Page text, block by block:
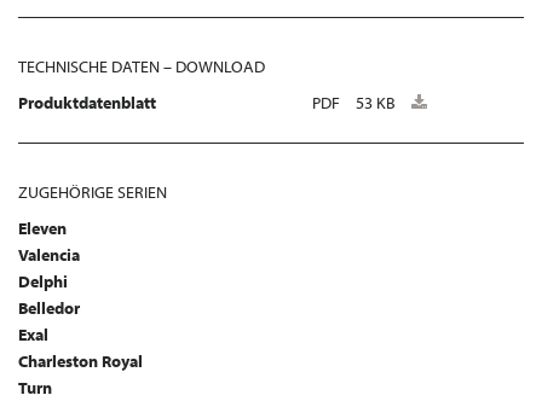
TECHNISCHE DATEN – DOWNLOAD
Produktdatenblatt
PDF 53 KB
ZUGEHÖRIGE SERIEN
Eleven
Valencia
Delphi
Belledor
Exal
Charleston Royal
Turn